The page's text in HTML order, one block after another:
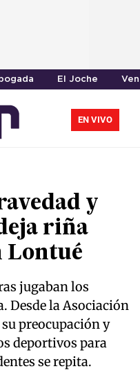
El Joche
EN VIVO
y
riña
Lontué
jugaban los
Desde la Asociación
preocupación y
deportivos para
se repita.